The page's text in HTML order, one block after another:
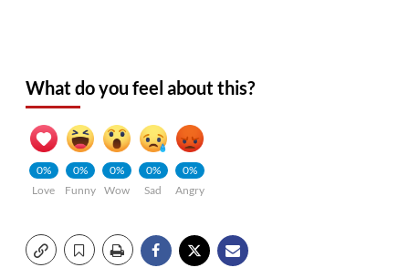
What do you feel about this?
0%
Love
0%
Funny
0%
Wow
0%
Sad
0%
Angry